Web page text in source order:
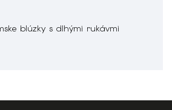
blúzky s dlhými rukávmi